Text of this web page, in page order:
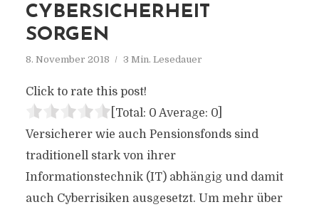
CYBERSICHERHEIT
SORGEN
8. November 2018 3 Min. Lesedauer
Click to rate this post!
[Total: 0 Average: 0]
Versicherer wie auch Pensionsfonds sind
traditionell stark von ihrer
Informationstechnik (IT) abhängig und damit
auch Cyberrisiken ausgesetzt. Um mehr über